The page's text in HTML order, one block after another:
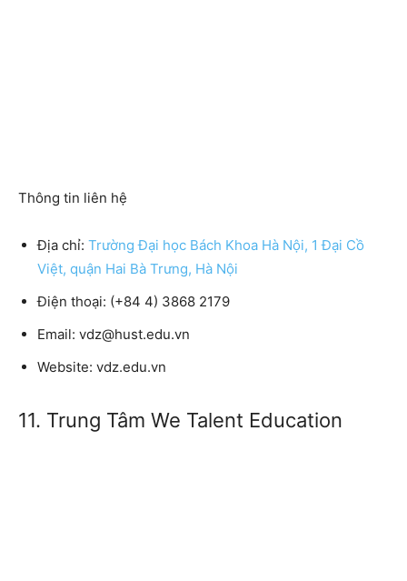
Thông tin liên hệ
Địa chỉ: Trường Đại học Bách Khoa Hà Nội, 1 Đại Cồ
Việt, quận Hai Bà Trưng, Hà Nội
Điện thoại: (+84 4) 3868 2179
Email: vdz@hust.edu.vn
Website: vdz.edu.vn
11. Trung Tâm We Talent Education